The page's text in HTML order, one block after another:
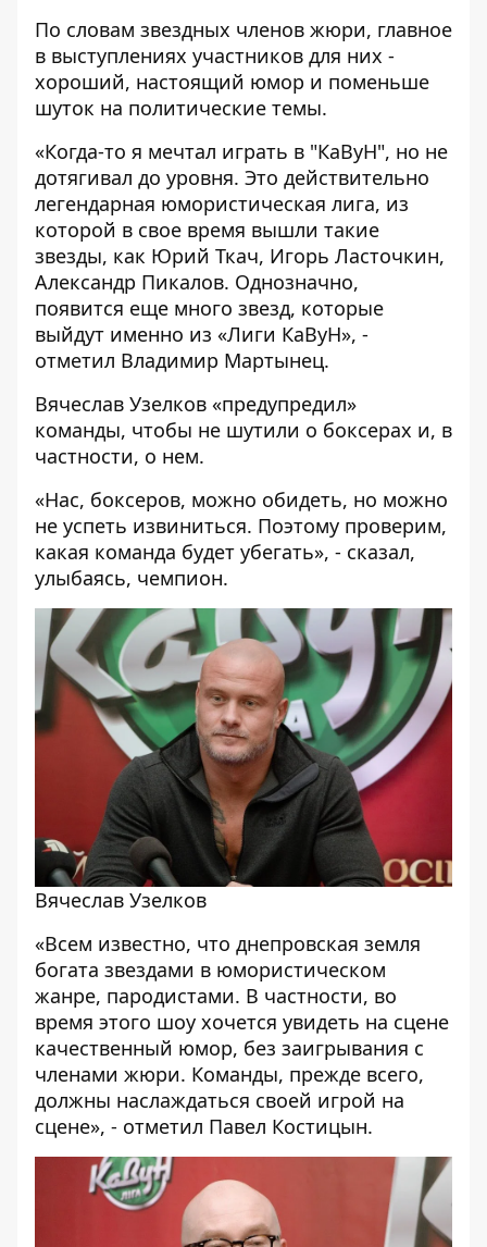
По словам звездных членов жюри, главное
в выступлениях участников для них -
хороший, настоящий юмор и поменьше
шуток на политические темы.
«Когда-то я мечтал играть в "КаВуН", но не
дотягивал до уровня. Это действительно
легендарная юмористическая лига, из
которой в свое время вышли такие
звезды, как Юрий Ткач, Игорь Ласточкин,
Александр Пикалов. Однозначно,
появится еще много звезд, которые
выйдут именно из «Лиги КаВуН», -
отметил Владимир Мартынец.
Вячеслав Узелков «предупредил»
команды, чтобы не шутили о боксерах и, в
частности, о нем.
«Нас, боксеров, можно обидеть, но можно
не успеть извиниться. Поэтому проверим,
какая команда будет убегать», - сказал,
улыбаясь, чемпион.
Вячеслав Узелков
«Всем известно, что днепровская земля
богата звездами в юмористическом
жанре, пародистами. В частности, во
время этого шоу хочется увидеть на сцене
качественный юмор, без заигрывания с
членами жюри. Команды, прежде всего,
должны наслаждаться своей игрой на
сцене», - отметил Павел Костицын.